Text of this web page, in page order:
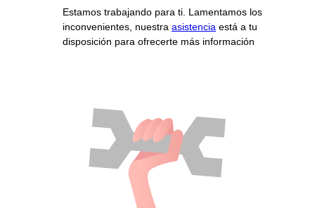
Estamos trabajando para ti. Lamentamos los
inconvenientes, nuestra asistencia está a tu
disposición para ofrecerte más información